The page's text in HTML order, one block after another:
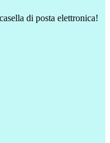
di posta elettronica!